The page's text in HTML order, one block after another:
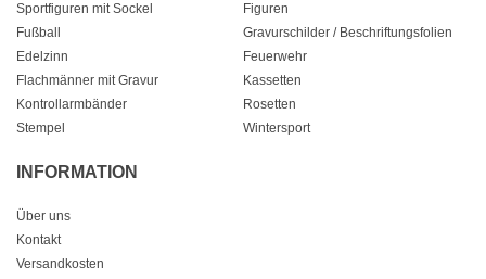
Sportfiguren mit Sockel
Figuren
Fußball
Gravurschilder / Beschriftungsfolien
Edelzinn
Feuerwehr
Flachmänner mit Gravur
Kassetten
Kontrollarmbänder
Rosetten
Stempel
Wintersport
INFORMATION
Über uns
Kontakt
Versandkosten